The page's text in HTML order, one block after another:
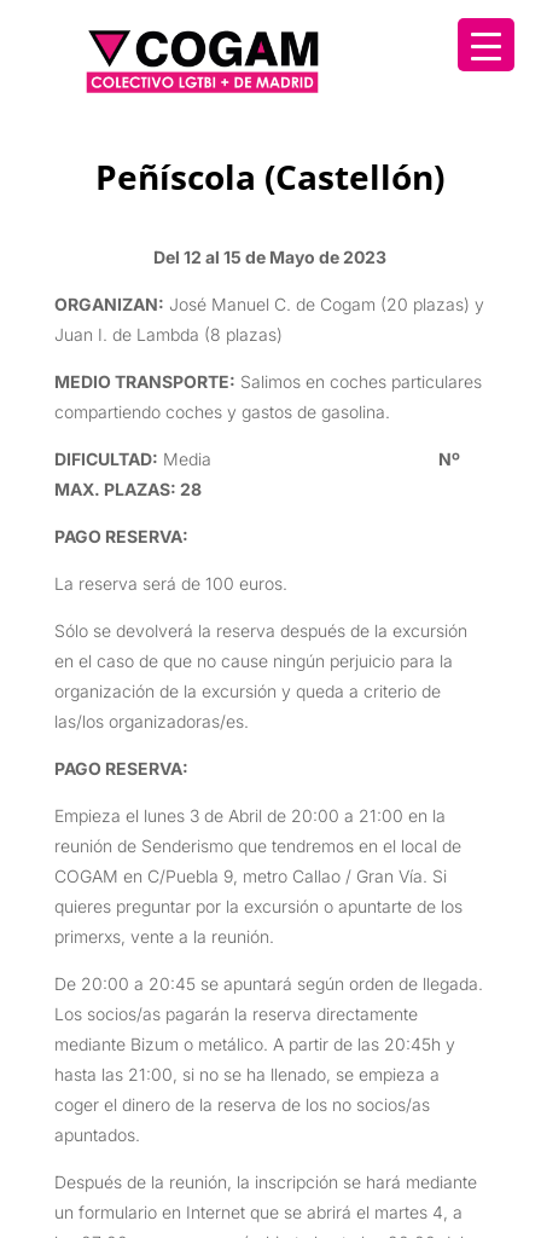
Peñíscola (Castellón)
Del 12 al 15 de Mayo de 2023
ORGANIZAN: José Manuel C. de Cogam (20 plazas) y
Juan I. de Lambda (8 plazas)
MEDIO TRANSPORTE: Salimos en coches particulares
compartiendo coches y gastos de gasolina.
DIFICULTAD: Media Nº
MAX. PLAZAS: 28
PAGO RESERVA:
La reserva será de 100 euros.
Sólo se devolverá la reserva después de la excursión
en el caso de que no cause ningún perjuicio para la
organización de la excursión y queda a criterio de
las/los organizadoras/es.
PAGO RESERVA:
Empieza el lunes 3 de Abril de 20:00 a 21:00 en la
reunión de Senderismo que tendremos en el local de
COGAM en C/Puebla 9, metro Callao / Gran Vía. Si
quieres preguntar por la excursión o apuntarte de los
primerxs, vente a la reunión.
De 20:00 a 20:45 se apuntará según orden de llegada.
Los socios/as pagarán la reserva directamente
mediante Bizum o metálico. A partir de las 20:45h y
hasta las 21:00, si no se ha llenado, se empieza a
coger el dinero de la reserva de los no socios/as
apuntados.
Después de la reunión, la inscripción se hará mediante
un formulario en Internet que se abrirá el martes 4, a